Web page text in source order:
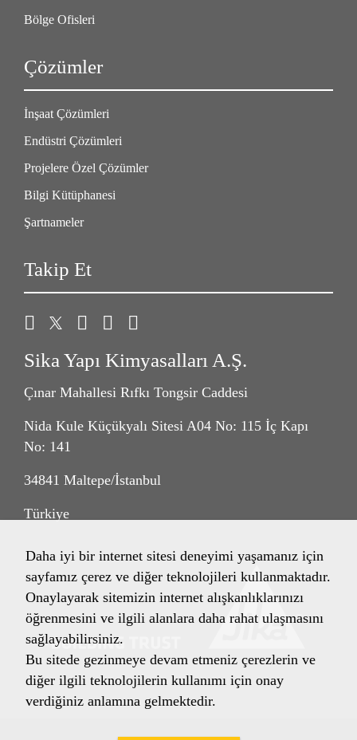
Bölge Ofisleri
Çözümler
İnşaat Çözümleri
Endüstri Çözümleri
Projelere Özel Çözümler
Bilgi Kütüphanesi
Şartnameler
Takip Et
Sika Yapı Kimyasalları A.Ş.
Çınar Mahallesi Rıfkı Tongsir Caddesi
Nida Kule Küçükyalı Sitesi A04 No: 115 İç Kapı
No: 141
34841 Maltepe/İstanbul
Türkiye
Daha iyi bir internet sitesi deneyimi yaşamanız için
sayfamız çerez ve diğer teknolojileri kullanmaktadır.
Onaylayarak sitemizin internet alışkanlıklarınızı
öğrenmesini ve ilgili alanlara daha rahat ulaşmasını
sağlayabilirsiniz.
Bu sitede gezinmeye devam etmeniz çerezlerin ve
diğer ilgili teknolojilerin kullanımı için onay
verdiğiniz anlamına gelmektedir.